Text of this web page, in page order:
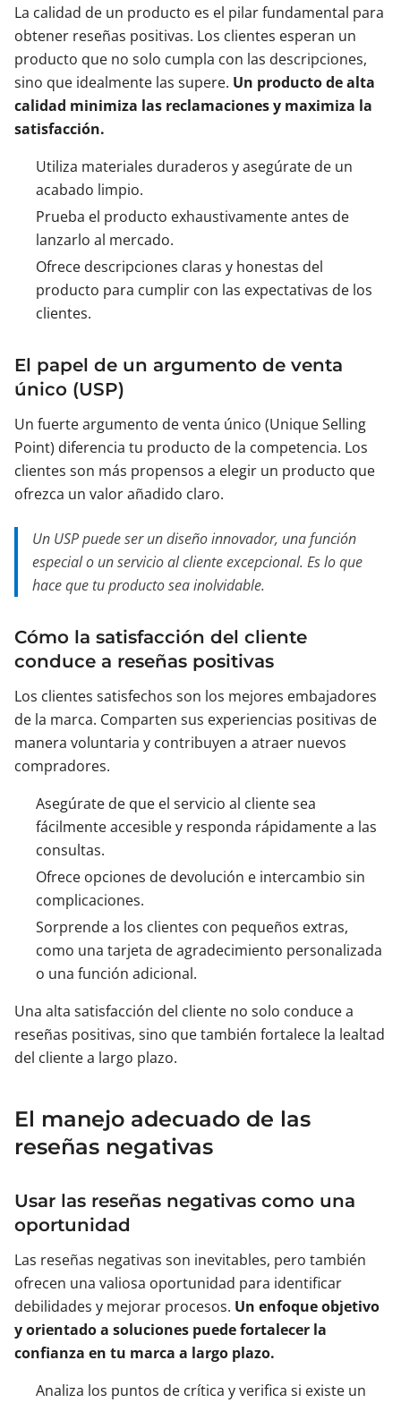
La calidad de un producto es el pilar fundamental para
obtener reseñas positivas. Los clientes esperan un
producto que no solo cumpla con las descripciones,
sino que idealmente las supere. Un producto de alta
calidad minimiza las reclamaciones y maximiza la
satisfacción.
Utiliza materiales duraderos y asegúrate de un
acabado limpio.
Prueba el producto exhaustivamente antes de
lanzarlo al mercado.
Ofrece descripciones claras y honestas del
producto para cumplir con las expectativas de los
clientes.
El papel de un argumento de venta
único (USP)
Un fuerte argumento de venta único (Unique Selling
Point) diferencia tu producto de la competencia. Los
clientes son más propensos a elegir un producto que
ofrezca un valor añadido claro.
Un USP puede ser un diseño innovador, una función
especial o un servicio al cliente excepcional. Es lo que
hace que tu producto sea inolvidable.
Cómo la satisfacción del cliente
conduce a reseñas positivas
Los clientes satisfechos son los mejores embajadores
de la marca. Comparten sus experiencias positivas de
manera voluntaria y contribuyen a atraer nuevos
compradores.
Asegúrate de que el servicio al cliente sea
fácilmente accesible y responda rápidamente a las
consultas.
Ofrece opciones de devolución e intercambio sin
complicaciones.
Sorprende a los clientes con pequeños extras,
como una tarjeta de agradecimiento personalizada
o una función adicional.
Una alta satisfacción del cliente no solo conduce a
reseñas positivas, sino que también fortalece la lealtad
del cliente a largo plazo.
El manejo adecuado de las
reseñas negativas
Usar las reseñas negativas como una
oportunidad
Las reseñas negativas son inevitables, pero también
ofrecen una valiosa oportunidad para identificar
debilidades y mejorar procesos. Un enfoque objetivo
y orientado a soluciones puede fortalecer la
confianza en tu marca a largo plazo.
Analiza los puntos de crítica y verifica si existe un